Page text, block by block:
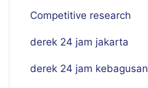
Competitive research
derek 24 jam jakarta
derek 24 jam kebagusan